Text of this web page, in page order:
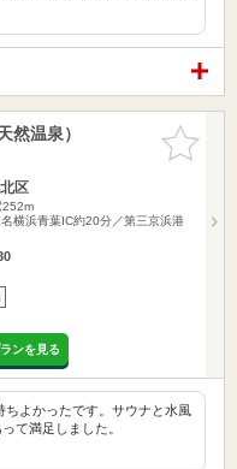
お気に入
りに追加
然温泉）
区
252m
横浜青葉IC約20分／第三京浜港
ンを見る
よかったです。サウナと水風
て満足しました。